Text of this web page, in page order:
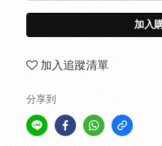
加入
加入追蹤清單
分享到